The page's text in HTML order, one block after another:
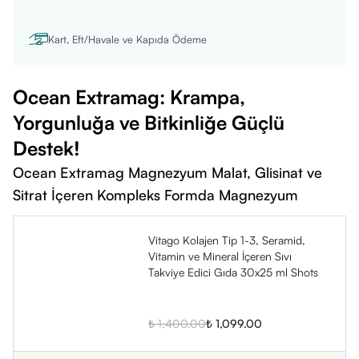
Yemeklerden sonra veya gün içinde istenilen saatte alınabilir.
Takviye edici gıdalar ilaç değildir, normal beslenmenin yerine
geçmez.
Hamilelik, emzirme dönemi veya kronik hastalık durumunda
doktora danışılmalıdır.
Çocukların ulaşamayacağı, serin ve kuru yerde saklayınız.
Kart, Eft/Havale ve Kapıda Ödeme
Ocean Extramag: Krampa,
Yorgunluğa ve Bitkinliğe Güçlü
Destek!
Ocean Extramag Magnezyum Malat, Glisinat ve
Sitrat İçeren Kompleks Formda Magnezyum
Vitago Kolajen Tip 1-3, Seramid,
Vitamin ve Mineral İçeren Sıvı
Takviye Edici Gıda 30x25 ml Shots
₺ 1,400.00₺ 1,099.00